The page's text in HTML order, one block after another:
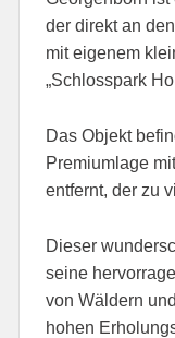
der direkt an
mit eigenem
„Schlosspark
Das Objekt
Premiumlage
entfernt, der zu
Dieser
seine
von Wäldern
hohen